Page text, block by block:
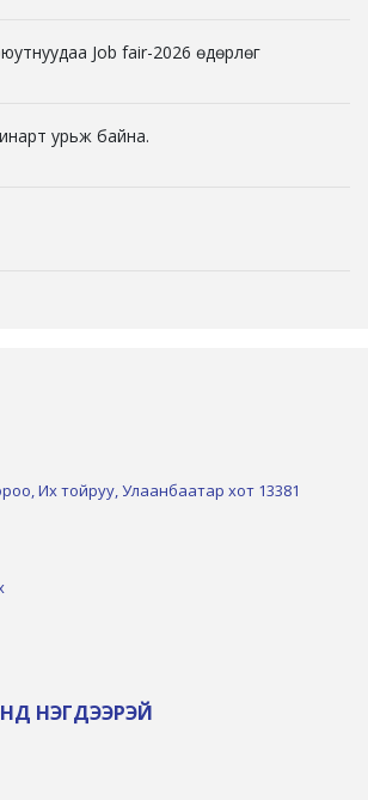
Job fair-2026 өдөрлөг
урьж байна.
Их тойруу, Улаанбаатар хот 13381
НЭГДЭЭРЭЙ